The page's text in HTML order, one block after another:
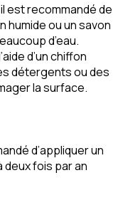
est recommandé de
humide ou un savon
d’eau.
d’un chiffon
détergents ou des
la surface.
d’appliquer un
fois par an